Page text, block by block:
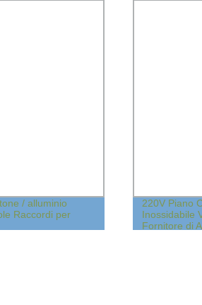
/ alluminio
Raccordi per
220V Piano
Inossidabile
Fornitore di